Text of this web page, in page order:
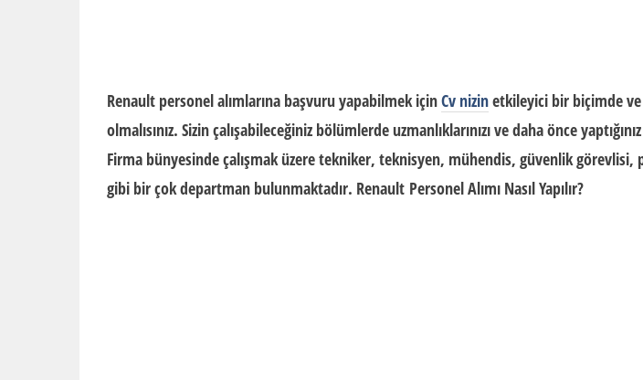
Renault personel alımlarına başvuru yapabilmek içinCv nizinetkileyici bir biçimde
olmalısınız. Sizin çalışabileceğiniz bölümlerde uzmanlıklarınızı ve daha önce
Firma bünyesinde çalışmak üzere tekniker, teknisyen, mühendis, güvenlik görevlisi,
gibi bir çok departman bulunmaktadır. Renault Personel Alımı Nasıl Yapılır?